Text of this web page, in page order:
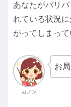
あなたがバリ
れている状況
がってしまって
カノン
お